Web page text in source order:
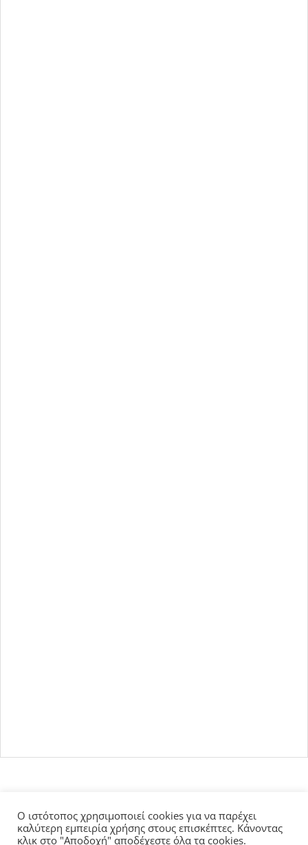
Ο ιστότοπος χρησιμοποιεί cookies για να παρέχει
καλύτερη εμπειρία χρήσης στους επισκέπτες. Κάνοντας
κλικ στο "Αποδοχή" αποδέχεστε όλα τα cookies.